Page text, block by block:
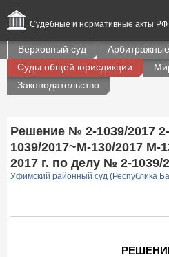
Судебные и нормативные акты РФ
Верховный суд
Суды общей юрисдикции
Законодательство
Решение № 2-1039/2017 2-
1039/2017~М-130/2017 М-
2017 г. по делу № 2-1039/
Уфимский районный суд (Республика